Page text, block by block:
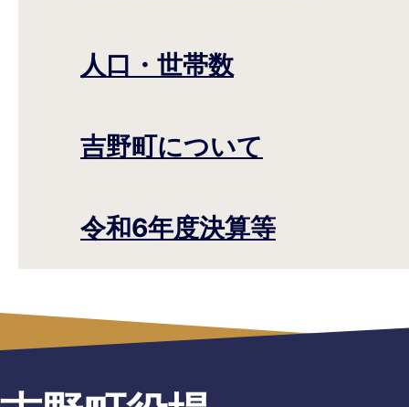
人口・世帯数
吉野町について
令和6年度決算等